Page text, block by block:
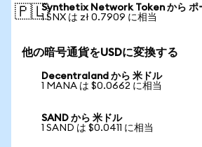
🇵🇱Synthetix Network Token から ポ
1 SNX は zł 0.7909 に相当
他の暗号通貨をUSDに変換する
Decentraland から 米ドル
1 MANA は $0.0662 に相当
SAND から 米ドル
1 SAND は $0.0411 に相当